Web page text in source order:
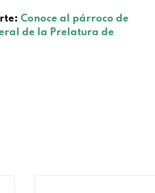
Conoce al párroco de
de la Prelatura de